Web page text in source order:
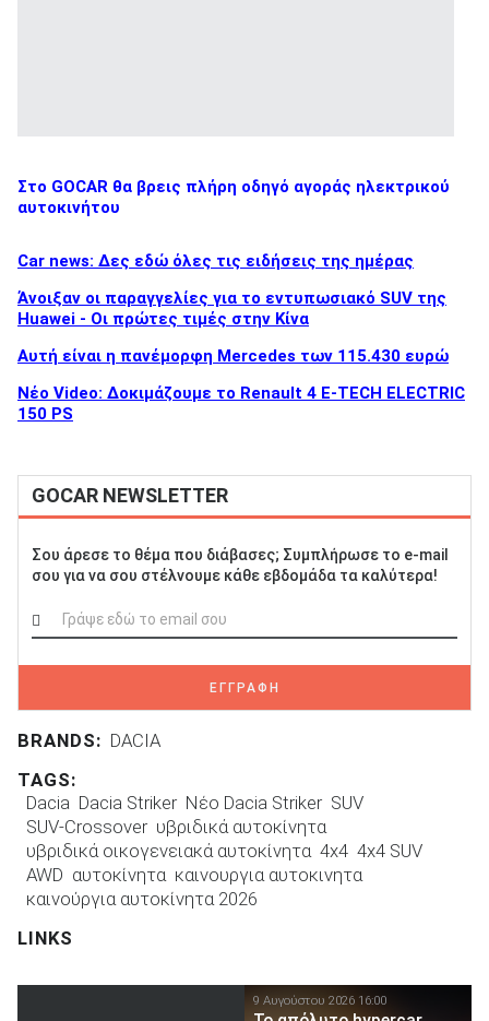
Στο GOCAR θα βρεις πλήρη οδηγό αγοράς ηλεκτρικού
αυτοκινήτου
Car news: Δες εδώ όλες τις ειδήσεις της ημέρας
Άνοιξαν οι παραγγελίες για το εντυπωσιακό SUV της
Huawei - Οι πρώτες τιμές στην Κίνα
Αυτή είναι η πανέμορφη Mercedes των 115.430 ευρώ
Νέο Video: Δοκιμάζουμε το Renault 4 E-TECH ELECTRIC
150 PS
GOCAR NEWSLETTER
Σου άρεσε το θέμα που διάβασες; Συμπλήρωσε το e-mail
σου για να σου στέλνουμε κάθε εβδομάδα τα καλύτερα!
ΕΓΓΡΑΦΗ
BRANDS: DACIA
TAGS:
Dacia Dacia Striker Νέο Dacia Striker SUV
SUV-Crossover υβριδικά αυτοκίνητα
υβριδικά οικογενειακά αυτοκίνητα 4x4 4x4 SUV
AWD αυτοκίνητα καινουργια αυτοκινητα
καινούργια αυτοκίνητα 2026
LINKS
9 Αυγούστου 2026 16:00